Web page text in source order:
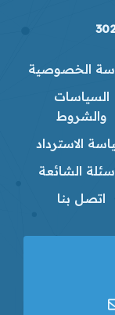
الخصوصية
السياسات
والشروط
الاسترداد
الشائعة
اتصل بنا